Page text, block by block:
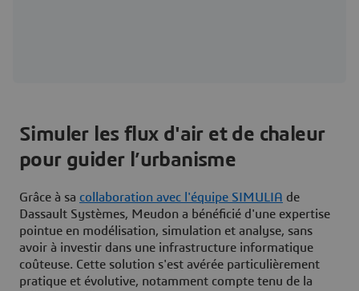
Simuler les flux d'air et de chaleur
pour guider l’urbanisme
Grâce à sa collaboration avec l'équipe SIMULIA de
Dassault Systèmes, Meudon a bénéficié d'une expertise
pointue en modélisation, simulation et analyse, sans
avoir à investir dans une infrastructure informatique
coûteuse. Cette solution s'est avérée particulièrement
pratique et évolutive, notamment compte tenu de la